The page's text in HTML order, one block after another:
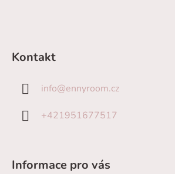
Kontakt
info@ennyroom.cz
+421951677517
Informace pro vás